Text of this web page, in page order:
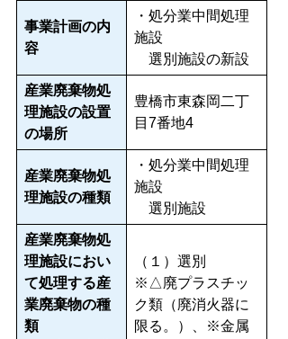
事業計画の内
容
・処分業中間処理
施設
選別施設の新設
産業廃棄物処
理施設の設置
の場所
豊橋市東森岡二丁
目7番地4
産業廃棄物処
理施設の種類
・処分業中間処理
施設
選別施設
産業廃棄物処
理施設におい
て処理する産
業廃棄物の種
類
（１）選別
※△廃プラスチッ
ク類（廃消火器に
限る。）、※金属